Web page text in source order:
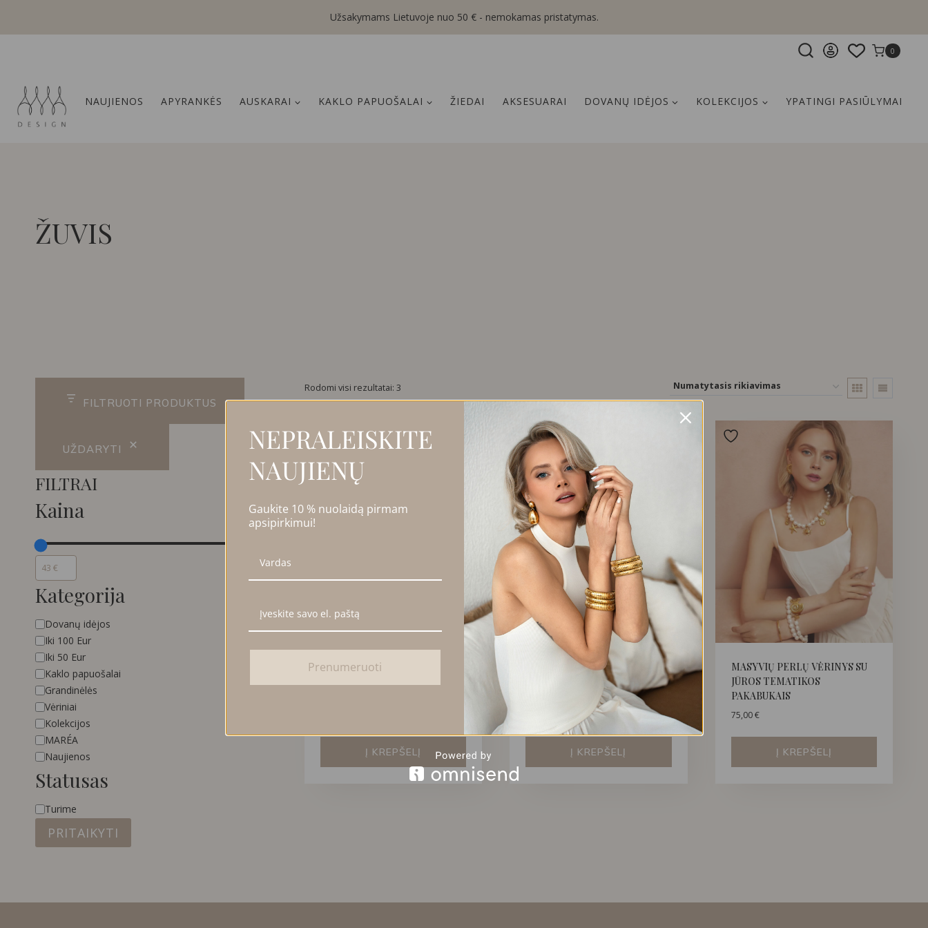
content
Užsakymams Lietuvoje nuo 50 € - nemokamas pristatymas.
0
NAUJIENOS APYRANKĖS AUSKARAI KAKLO PAPUOŠALAI ŽIEDAI AKSESUARAI DOVANŲ IDĖJOS KOLEKCIJOS YPATINGI PASIŪLYMAI
ŽUVIS
Rodomi visi rezultatai: 3
GRANDINĖLIŲ KOMPLEKTAS
Į KREPŠELĮ
LAZŪRITO VĖRINYS SU
GĖLAVANDENIAIS PERLAIS IR
ŽUVIES PAKABUKU
Į KREPŠELĮ
MASYVIŲ PERLŲ VĖRINYS SU
JŪROS TEMATIKOS
PAKABUKAIS
75,00€
Į KREPŠELĮ
FILTRUOTI PRODUKTUS
UŽDARYTI
FILTRAI
Kaina
Kategorija
Kategorija
Dovanų idėjos
Iki 100 Eur
Iki 50 Eur
Kaklo papuošalai
Grandinėlės
Vėriniai
Kolekcijos
MARÉA
Naujienos
Statusas
Statusas
Turime
PRITAIKYTI
NEPRALEISKITE
NAUJIENŲ
Gaukite 10 % nuolaidą pirmam
apsipirkimui!
Prenumeruoti